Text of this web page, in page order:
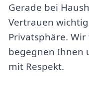
Gerade bei
Vertrauen
Privatsphäre. Wir
begegnen Ihnen
mit Respekt.